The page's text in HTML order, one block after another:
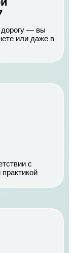
дорогу — вы
или даже в
с